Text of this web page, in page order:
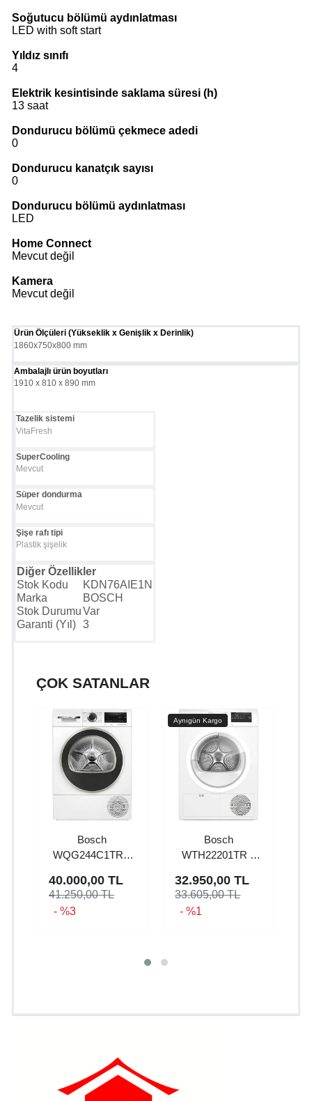
Soğutucu bölümü aydınlatması
LED with soft start
Yıldız sınıfı
4
Elektrik kesintisinde saklama süresi (h)
13 saat
Dondurucu bölümü çekmece adedi
0
Dondurucu kanatçık sayısı
0
Dondurucu bölümü aydınlatması
LED
Home Connect
Mevcut değil
Kamera
Mevcut değil
Ürün Ölçüleri (Yükseklik x Genişlik x Derinlik)
1860x750x800 mm
Ambalajlı ürün boyutları
1910 x 810 x 890 mm
Tazelik sistemi
VitaFresh
SuperCooling
Mevcut
Süper dondurma
Mevcut
Şişe rafı tipi
Plastik şişelik
Diğer Özellikler
Stok Kodu
KDN76AIE1N
Marka
BOSCH
Stok DurumuVar
Garanti (Yıl)
3
ÇOK SATANLAR
Bosch
WQG244C1TR 9
Kurutma Makinesi
40.000,00TL
41.250,00 TL
- %3
Bosch
WTH22201TR 8
Kurutma Makinesi
32.950,00TL
33.605,00 TL
- %1